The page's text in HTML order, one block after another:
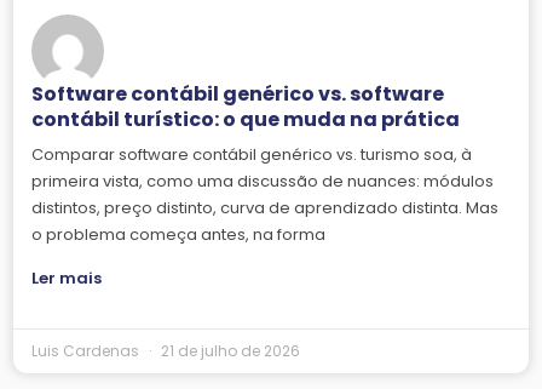
Software contábil genérico vs. software
contábil turístico: o que muda na prática
Comparar software contábil genérico vs. turismo soa, à
primeira vista, como uma discussão de nuances: módulos
distintos, preço distinto, curva de aprendizado distinta. Mas
o problema começa antes, na forma
Ler mais
Luis Cardenas 21 de julho de 2026